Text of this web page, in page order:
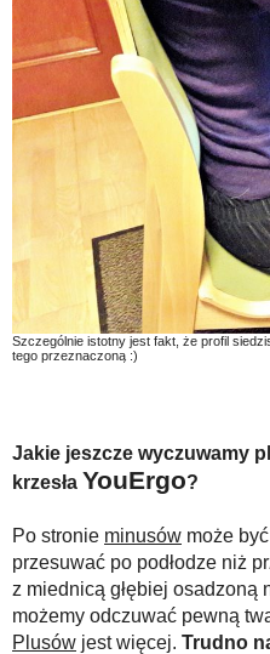
Szczególnie istotny jest fakt, że profil
tego przeznaczoną :)
Jakie jeszcze wyczuwamy
krzesła YouErgo?
Po stronie minusów może
przesuwać po podłodze niż
z miednicą głębiej osadzoną
możemy odczuwać pewną
Plusów jest więcej. Trudno